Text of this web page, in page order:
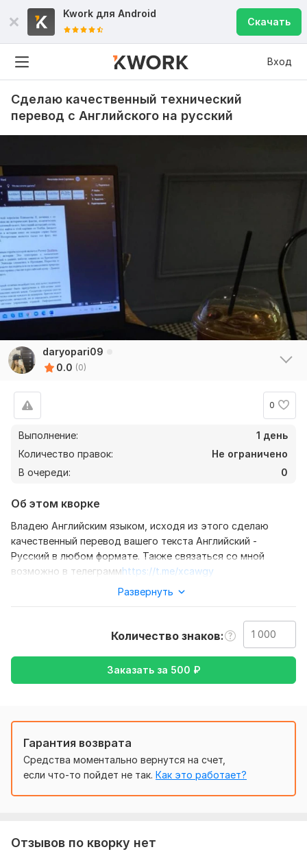
Kwork для Android
Скачать
Вход
Сделаю качественный технический
перевод с Английского на русский
daryopari09
0.0 (0)
0
Выполнение:
1 день
Количество правок:
Не ограничено
В очереди:
0
Об этом кворке
Владею Английским языком, исходя из этого сделаю
качественный перевод вашего текста Английский -
Русский в любом формате. Также связаться со мной
возможно в телеграммhttps://t.me/xcawgy
также уточнение моей работы-перевод с Английского на
русский, Руский- Английский
Тематика:
с Русского на Английский
Объем услуги в кворке:
Развернуть
Количество знаков
Заказать за 500 ₽
Гарантия возврата
Средства моментально вернутся на счет,
если что-то пойдет не так. Как это работает?
Отзывов по кворку нет